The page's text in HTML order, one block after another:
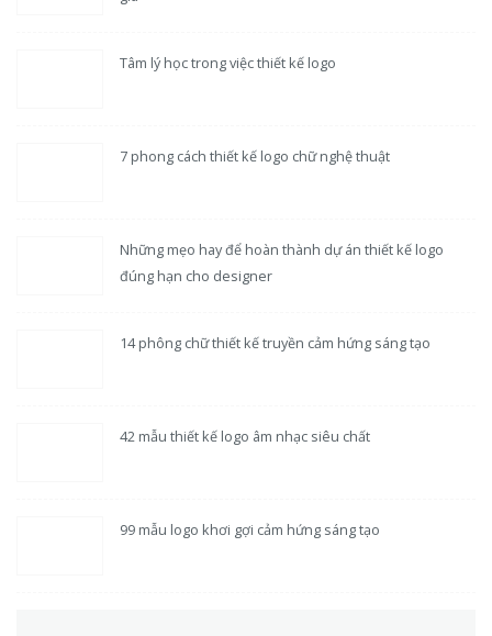
Tâm lý học trong việc thiết kế logo
7 phong cách thiết kế logo chữ nghệ thuật
Những mẹo hay để hoàn thành dự án thiết kế logo
đúng hạn cho designer
14 phông chữ thiết kế truyền cảm hứng sáng tạo
42 mẫu thiết kế logo âm nhạc siêu chất
99 mẫu logo khơi gợi cảm hứng sáng tạo